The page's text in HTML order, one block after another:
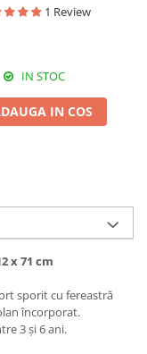
1 Review
IN STOC
IN COS
x 71 cm
sporit cu fereastră
încorporat.
3 și 6 ani.